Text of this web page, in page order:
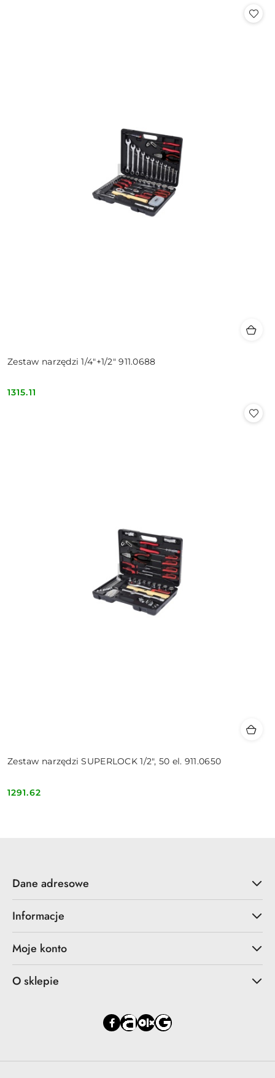
Zestaw narzędzi 1/4"+1/2" 911.0688
Cena:
1315.11
Zestaw narzędzi SUPERLOCK 1/2", 50 el. 911.0650
Cena:
1291.62
Dane adresowe
Informacje
Moje konto
O sklepie